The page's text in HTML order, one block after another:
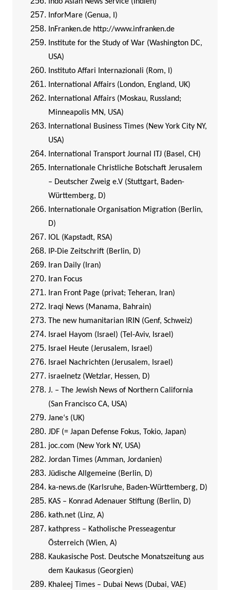
InforMare (Genua, I)
InFranken.de http://www.infranken.de
Institute for the Study of War (Washington DC,
USA)
Instituto Affari Internazionali (Rom, I)
International Affairs (London, England, UK)
International Affairs (Moskau, Russland;
Minneapolis MN, USA)
International Business Times (New York City NY,
USA)
International Transport Journal ITJ (Basel, CH)
Internationale Christliche Botschaft Jerusalem
– Deutscher Zweig e.V (Stuttgart, Baden-
Württemberg, D)
Internationale Organisation Migration (Berlin,
D)
IOL (Kapstadt, RSA)
IP-Die Zeitschrift (Berlin, D)
ran Daily (Iran)
Iran Focus
Iran Front Page (privat; Teheran, Iran)
Iraqi News (Manama, Bahrain)
The new humanitarian IRIN (Genf, Schweiz)
Israel Hayom (Israel) (Tel-Aviv, Israel)
Israel Heute (Jerusalem, Israel)
Israel Nachrichten (Jerusalem, Israel)
israelnetz (Wetzlar, Hessen, D)
J. – The Jewish News of Northern California
(San Francisco CA, USA)
Jane‘s (UK)
JDF (= Japan Defense Fokus, Tokio, Japan)
joc.com (New York NY, USA)
Jordan Times (Amman, Jordanien)
Jüdische Allgemeine (Berlin, D)
ka-news.de (Karlsruhe, Baden-Württemberg, D)
KAS – Konrad Adenauer Stiftung (Berlin, D)
kath.net (Linz, A)
kathpress – Katholische Presseagentur
Österreich (Wien, A)
Kaukasische Post. Deutsche Monatszeitung aus
dem Kaukasus (Georgien)
Khaleej Times – Dubai News (Dubai, VAE)